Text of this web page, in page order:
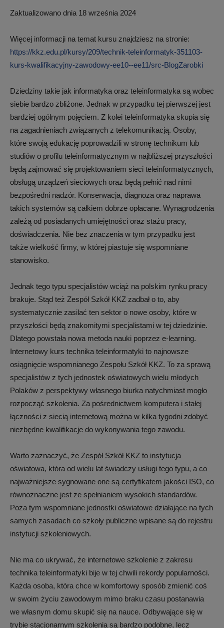
Zaktualizowano dnia 18 września 2024
Więcej informacji na temat kursu znajdziesz na stronie:
https://kkz.edu.pl/kursy/209/technik-teleinformatyk-351103-
kurs-kwalifikacyjny-zawodowy-ee10--ee11/src-BlogZarobki
Dziedziny takie jak informatyka oraz teleinformatyka są wobec
siebie bardzo zbliżone. Jednak w przypadku tej pierwszej jest
bardziej ogólnym pojęciem. Z kolei teleinformatyka skupia się
na zagadnieniach związanych z telekomunikacją. Osoby,
które swoją edukację poprowadzili w stronę technikum lub
studiów o profilu teleinformatycznym w najbliższej przyszłości
będą zajmować się projektowaniem sieci teleinformatycznych,
obsługą urządzeń sieciowych oraz będą pełnić nad nimi
bezpośredni nadzór. Konserwacja, diagnoza oraz naprawa
takich systemów są całkiem dobrze opłacane. Wynagrodzenia
zależą od posiadanych umiejętności oraz stażu pracy,
doświadczenia. Nie bez znaczenia w tym przypadku jest
także wielkość firmy, w której piastuje się wspomniane
stanowisko.
Jednak tego typu specjalistów wciąż na polskim rynku pracy
brakuje. Stąd też Zespół Szkół KKZ zadbał o to, aby
systematycznie zasilać ten sektor o nowe osoby, które w
przyszłości będą znakomitymi specjalistami w tej dziedzinie.
Dlatego powstała nowa metoda nauki poprzez e-learning.
Internetowy kurs technika teleinformatyki to najnowsze
osiągnięcie wspomnianego Zespołu Szkół KKZ. To za sprawą
specjalistów z tych jednostek oświatowych wielu młodych
Polaków z perspektywy własnego biurka natychmiast mogło
rozpocząć szkolenia. Za pośrednictwem komputera i stałej
łączności z siecią internetową można w kilka tygodni zdobyć
niezbędne kwalifikacje do wykonywania tego zawodu.
Warto zaznaczyć, że Zespół Szkół KKZ to instytucja
oświatowa, która od wielu lat świadczy usługi tego typu, a co
najważniejsze sygnowane one są certyfikatem jakości ISO, co
równoznaczne jest ze spełnianiem wysokich standardów.
Poza tym wspomniane jednostki oświatowe działające na tych
samych zasadach co szkoły publiczne wpisane są do rejestru
instytucji szkoleniowych.
Nie ma co ukrywać, że internetowe szkolenie z zakresu
technika teleinformatyki bije w tej chwili rekordy popularności.
Każda osoba, która chce w komfortowy sposób zmienić coś
w swoim życiu zawodowym mimo braku czasu postanawia
we własnym domu skupić się na nauce. Odbywające się w
trybie stacjonarnym szkolenia są bardzo podobne, lecz